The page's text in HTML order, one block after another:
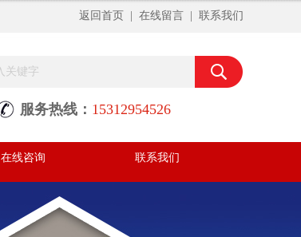
返回首页 在线留言 联系我们
服务热线： 15312954526
在线咨询 联系我们